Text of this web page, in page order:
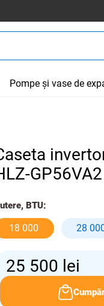
Pompe și vase de
BTU:
18 000 28
25 500 lei